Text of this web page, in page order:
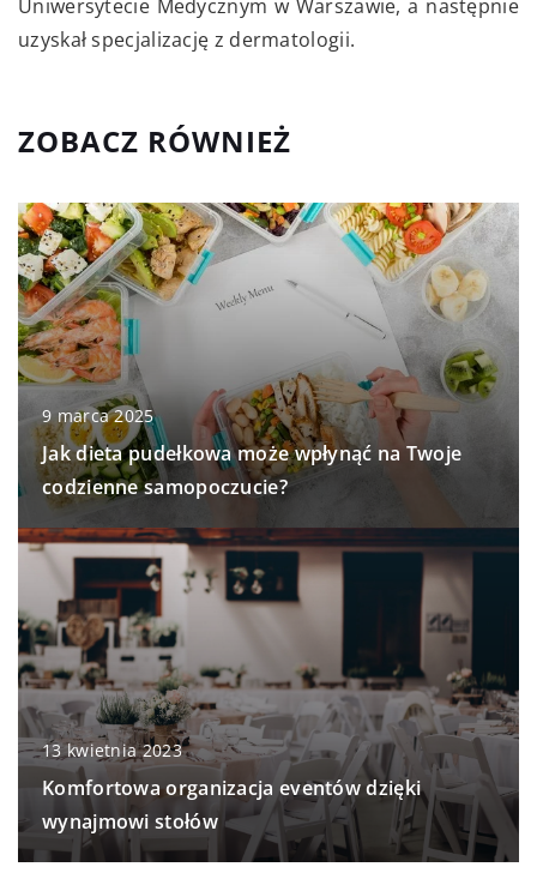
Uniwersytecie Medycznym w Warszawie, a następnie
uzyskał specjalizację z dermatologii.
ZOBACZ RÓWNIEŻ
9 marca 2025
Jak dieta pudełkowa może wpłynąć na Twoje
codzienne samopoczucie?
13 kwietnia 2023
Komfortowa organizacja eventów dzięki
wynajmowi stołów